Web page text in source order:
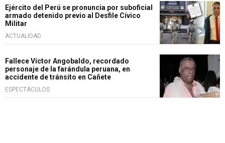
Ejército del Perú se pronuncia por suboficial
armado detenido previo al Desfile Cívico
Militar
ACTUALIDAD
Fallece Víctor Angobaldo, recordado
personaje de la farándula peruana, en
accidente de tránsito en Cañete
ESPECTÁCULOS